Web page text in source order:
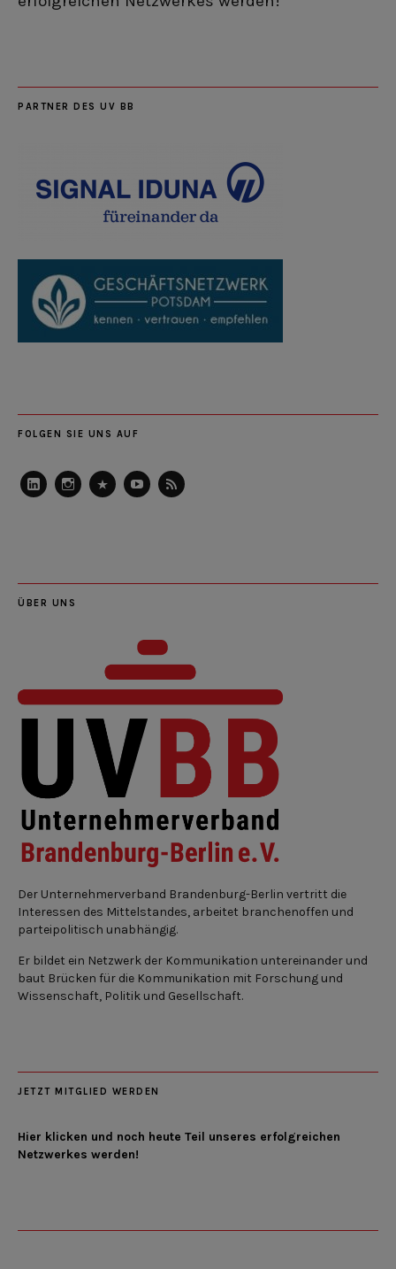
PARTNER DES UV BB
FOLGEN SIE UNS AUF
ÜBER UNS
Der Unternehmerverband Brandenburg-Berlin vertritt die
Interessen des Mittelstandes, arbeitet branchenoffen und
parteipolitisch unabhängig.
Er bildet ein Netzwerk der Kommunikation untereinander und
baut Brücken für die Kommunikation mit Forschung und
Wissenschaft, Politik und Gesellschaft.
JETZT MITGLIED WERDEN
Hier klicken und noch heute Teil unseres erfolgreichen
Netzwerkes werden!